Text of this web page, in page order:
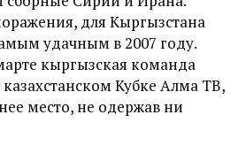
для Кыргызстана
удачным в 2007 году.
кыргызская команда
Кубке Алма ТВ,
место, не одержав ни